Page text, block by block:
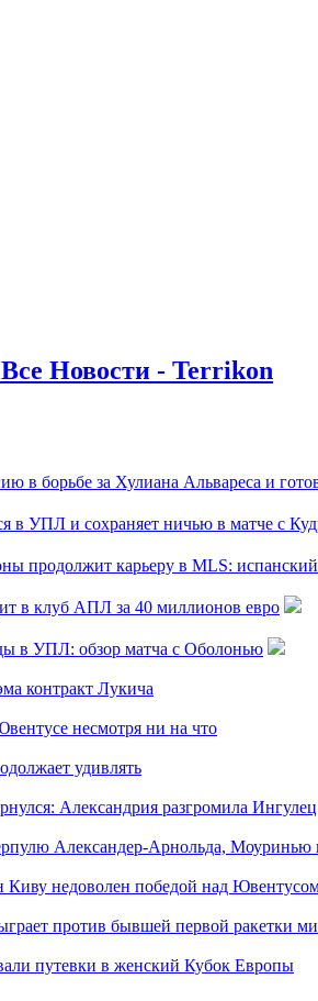
в борьбе за Хулиана Альвареса и
в УПЛ и сохраняет ничью в матче с
продолжит карьеру в MLS:
в клуб АПЛ за 40 миллионов евро
в УПЛ: обзор матча с Оболонью
контракт Лукича
несмотря ни на что
удивлять
Александрия разгромила Ингулец
Александер-Арнольда, Моуринью
недоволен победой над
против бывшей первой ракетки
путевки в женский Кубок Европы